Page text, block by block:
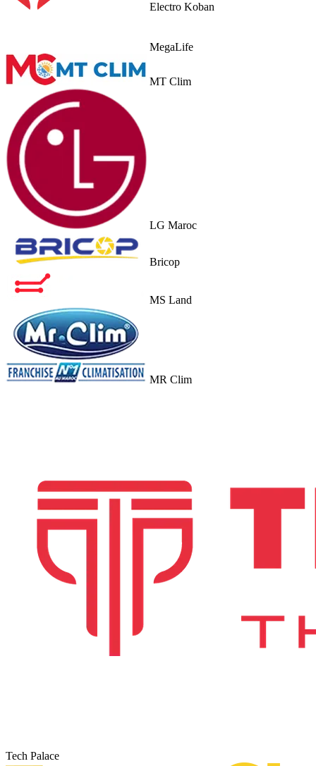
Electro Koban
MegaLife
MT Clim
LG Maroc
Bricop
MS Land
MR Clim
Tech Palace